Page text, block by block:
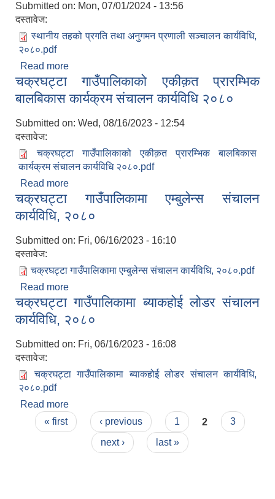
Submitted on: Mon, 07/01/2024 - 13:56
दस्तावेज:
स्थानीय तहको प्रगति तथा अनुगमन प्रणाली सञ्चालन कार्यविधि,
२०८०.pdf
Read more
सञ्चालन कार्यविधि, २०८०
चक्रघट्टा गाउँपालिकाको एकीक़त प्रारम्भिक
बालबिकास कार्यक्रम संचालन कार्यविधि २०८०
Submitted on: Wed, 08/16/2023 - 12:54
दस्तावेज:
चक्रघट्टा गाउँपालिकाको एकीक़त प्रारम्भिक बालबिकास
कार्यक्रम संचालन कार्यविधि २०८०.pdf
Read more
बालबिकास कार्यक्रम संचालन कार्यविधि २०८०
चक्रघट्टा गाउँपालिकामा एम्बुलेन्स संचालन
कार्यविधि, २०८०
Submitted on: Fri, 06/16/2023 - 16:10
दस्तावेज:
चक्रघट्टा गाउँपालिकामा एम्बुलेन्स संचालन कार्यविधि, २०८०.pdf
Read more
कार्यविधि, २०८०
चक्रघट्टा गाउँपालिकामा ब्याकहोई लोडर संचालन
कार्यविधि, २०८०
Submitted on: Fri, 06/16/2023 - 16:08
दस्तावेज:
चक्रघट्टा गाउँपालिकामा ब्याकहोई लोडर संचालन कार्यविधि,
२०८०.pdf
Read more
कार्यविधि, २०८०
Pages
« first ‹ previous 1 2
3
next ›
last »